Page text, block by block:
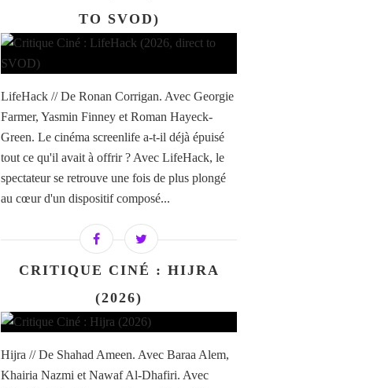
TO SVOD)
LifeHack // De Ronan Corrigan. Avec Georgie
Farmer, Yasmin Finney et Roman Hayeck-
Green. Le cinéma screenlife a-t-il déjà épuisé
tout ce qu'il avait à offrir ? Avec LifeHack, le
spectateur se retrouve une fois de plus plongé
au cœur d'un dispositif composé...
CRITIQUE CINÉ : HIJRA
(2026)
Hijra // De Shahad Ameen. Avec Baraa Alem,
Khairia Nazmi et Nawaf Al-Dhafiri. Avec